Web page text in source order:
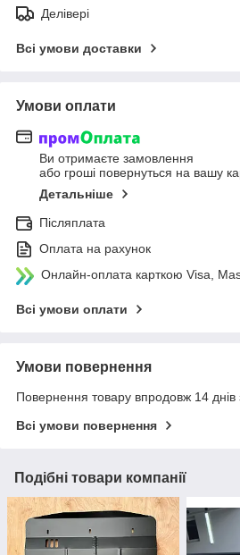
Делівері
Всі умови доставки
Умови оплати
Ви отримаєте замовлення
або гроші повернуться на вашу
Детальніше
Післяплата
Оплата на рахунок
Онлайн-оплата карткою Visa,
Всі умови оплати
Умови повернення
Повернення товару впродовж 14 днів
Всі умови повернення
Подібні товари компанії